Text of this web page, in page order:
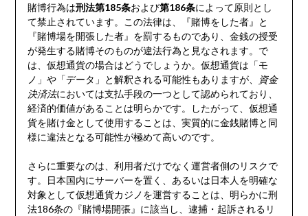
賭博行為は刑法第185条および第186条によって原則とし
て禁止されています。この法律は、『賭博をした者』と
『賭博場を開張した者』を罰するものであり、金銭の授受
が発生する賭博そのものが違法行為と見なされます。で
は、仮想通貨の場合はどうでしょうか。仮想通貨は「モ
ノ」や「データ」と解釈される可能性もありますが、
資金
決済法においては支払手段の一つとして認められており、
経済的価値があることは明らかです。したがって、仮想通
貨を賭け金として使用することは、実質的に金銭賭博と同
様に違法となる可能性が極めて高いのです。
さらに重要なのは、利用者だけでなく運営者側のリスクで
す。日本国内にサーバーを置く、あるいは日本人を明確な
対象として仮想通貨カジノを運営することは、明らかに刑
法186条の『賭博場開張』に該当し、逮捕・起訴されるリ